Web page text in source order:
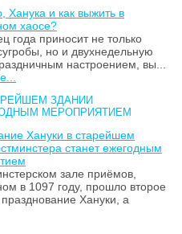
Ханука и как выжить в
хаосе?
года приносит не только
но и двухнедельную
настроением, вы...
ЗДАНИИ
МЕРОПРИЯТИЕМ
Хануки в старейшем
станет ежегодным
зале приёмов,
в 1097 году, прошло второе
празднование Хануки, а